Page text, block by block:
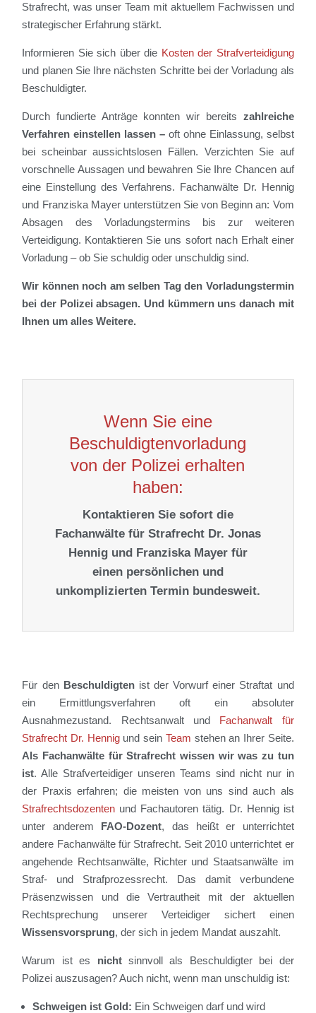
Strafrecht, was unser Team mit aktuellem Fachwissen und
strategischer Erfahrung stärkt.
Informieren Sie sich über die Kosten der Strafverteidigung
und planen Sie Ihre nächsten Schritte bei der Vorladung als
Beschuldigter.
Durch fundierte Anträge konnten wir bereits zahlreiche
Verfahren einstellen lassen – oft ohne Einlassung, selbst
bei scheinbar aussichtslosen Fällen. Verzichten Sie auf
vorschnelle Aussagen und bewahren Sie Ihre Chancen auf
eine Einstellung des Verfahrens. Fachanwälte Dr. Hennig
und Franziska Mayer unterstützen Sie von Beginn an: Vom
Absagen des Vorladungstermins bis zur weiteren
Verteidigung. Kontaktieren Sie uns sofort nach Erhalt einer
Vorladung – ob Sie schuldig oder unschuldig sind.
Wir können noch am selben Tag den Vorladungstermin
bei der Polizei absagen. Und kümmern uns danach mit
Ihnen um alles Weitere.
Wenn Sie eine
Beschuldigtenvorladung
von der Polizei erhalten
haben:
Kontaktieren Sie sofort die
Fachanwälte für Strafrecht Dr. Jonas
Hennig und Franziska Mayer für
einen persönlichen und
unkomplizierten Termin bundesweit.
Für den Beschuldigtenist der Vorwurf einer Straftat und
ein Ermittlungsverfahren oft ein absoluter
Ausnahmezustand. Rechtsanwalt und Fachanwalt für
Strafrecht Dr. Hennigund sein Team stehen an Ihrer Seite.
Als Fachanwälte für Strafrecht wissen wir was zu tun
ist. Alle Strafverteidiger unseren Teams sind nicht nur in
der Praxis erfahren; die meisten von uns sind auch als
Strafrechtsdozenten und Fachautoren tätig. Dr. Hennig ist
unter anderem FAO-Dozent, das heißt er unterrichtet
andere Fachanwälte für Strafrecht. Seit 2010 unterrichtet er
angehende Rechtsanwälte, Richter und Staatsanwälte im
Straf- und Strafprozessrecht. Das damit verbundene
Präsenzwissen und die Vertrautheit mit der aktuellen
Rechtsprechung unserer Verteidiger sichert einen
Wissensvorsprung, der sich in jedem Mandat auszahlt.
Warum ist es nichtsinnvoll als Beschuldigter bei der
Polizei auszusagen? Auch nicht, wenn man unschuldig ist:
Schweigen ist Gold: Ein Schweigen darf und wird